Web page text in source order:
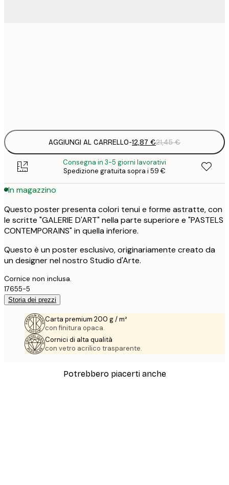
AGGIUNGI AL CARRELLO-12,87 €21,45 €
Consegna in 3-5 giorni lavorativi
Spedizione gratuita sopra i 59 €
In magazzino
Questo poster presenta colori tenui e forme astratte, con
le scritte "GALERIE D'ART" nella parte superiore e "PASTELS
CONTEMPORAINS" in quella inferiore.
Questo è un poster esclusivo, originariamente creato da
un designer nel nostro Studio d'Arte.
Cornice non inclusa.
17655-5
Storia dei prezzi
Carta premium 200 g / m²
con finitura opaca.
Cornici di alta qualità
con vetro acrilico trasparente.
Potrebbero piacerti anche